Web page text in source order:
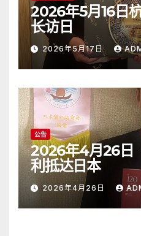
2026年5月16日
长访日
2026年5月17日
公告
2026年4月26日
利抵达日本
2026年4月26日